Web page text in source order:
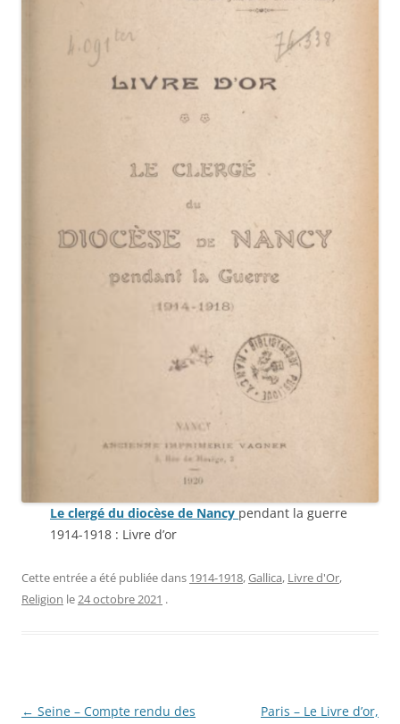
Le clergé du diocèse de Nancy pendant la guerre
1914-1918 : Livre d’or
Cette entrée a été publiée dans 1914-1918,Gallica, Livre d'Or,
Religion le24 octobre 2021 .
Navigation
← Seine – Compte rendu des
Paris – Le Livre d’or,